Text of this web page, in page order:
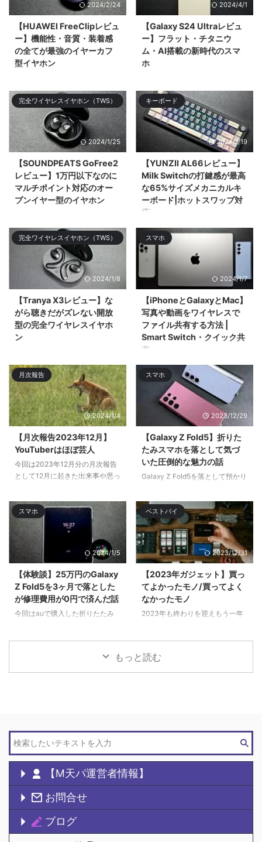
2024/2/24
【HUAWEI FreeClipレビュ
ー】機能性・音質・装着感
の全てが最強のイヤーカフ
型イヤホン
11,749%の超絶大成功を記録した
オープンタイプ（&# ...
2024/4/1
【Galaxy S24 Ultraレビュ
ー】フラット・チタニウ
ム・AI搭載の新時代のスマ
ホ
スマホ「Galaxy S24 Ultra」をレ
ビューする。大まかなデザ ...
完全ワイヤレスイヤホン（TWS）
2024/1/25
【SOUNDPEATS GoFree2
レビュー】1万円以下なのに
マルチポイント対応のオー
プンイヤー型のイヤホン
お手頃価格なオープンタイプの完
全ワ ...
キーボード
2024/1/19
【YUNZII AL66レビュー】
Milk Switchの打鍵感が最高
な65%サイズメカニカルキ
ーボード|ホットスワップ対
応
今回はアルミニウム筐体採用の
65%レイアウトのメカニカルキー
ボードの ...
完全ワイヤレスイヤホン（TWS）
2024/1/8
【Tranya X3レビュー】な
がら聴きだがズレない開放
型の完全ワイヤレスイヤホ
ン
イヤレスイヤホン「Tranya X3」
をレビューӕ ...
スマホ
2024/1/7
【iPhoneとGalaxyとMac】
写真や動画をワイヤレスで
ファイル共有する方法 |
Smart Switch・クイック共
有
今回はiPhoneとMacとGalaxyス
マホでのワイヤレスでのファイル
共有・ファイル転送 ...
月次報告
2024/1/4
【月次報告2023年12月】
YouTuberはほぼ芸人
今回は2023年12月分の月次報告
として12月に起きた出来事や思っ
スマホ
2023/12/29
【Galaxy Z Fold5】折りた
たみスマホを落として気づ
いた圧倒的な魅力の話
Galaxy Z Fold5を落として預かり
間はサブのGalaxy S22 Ultra& ...
スマホ
2024/1/5
【体験談】25万円のGalaxy
Z Fold5を3ヶ月で落とした
が修理費用が0円で済んだ話
今回はauで購入した折りたたみ
ベストバイ
2023/12/31
【2023年ガジェット】買っ
てよかったモノ/買ってよく
なかったモノ
2023年も終わりを迎えもう一年
もっと読む
【M天パ運営者情報】
お問合せ
ブログ